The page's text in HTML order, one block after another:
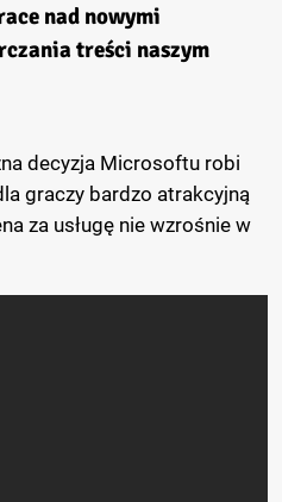
nad nowymi
treści naszym
decyzja Microsoftu robi
graczy bardzo atrakcyjną
za usługę nie wzrośnie w